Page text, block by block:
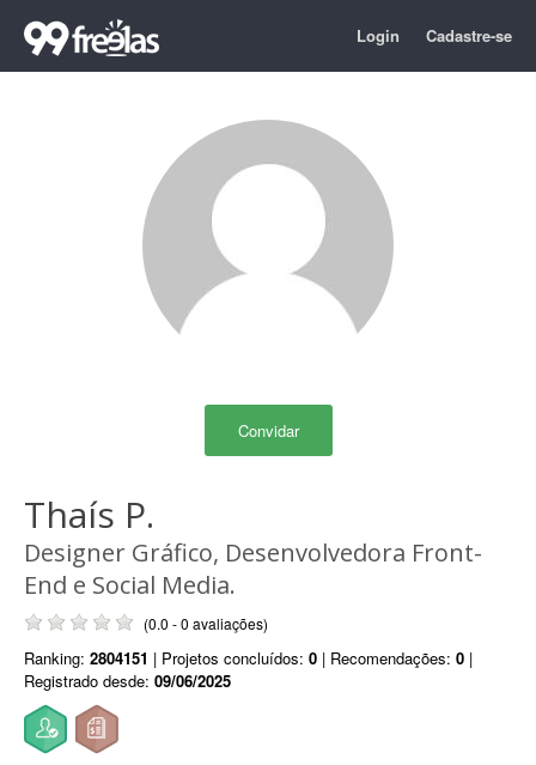
Login Cadastre-se
Convidar
Thaís P.
Designer Gráfico, Desenvolvedora Front-
End e Social Media.
(0.0 - 0 avaliações)
Ranking: 2804151 | Projetos concluídos: 0 | Recomendações: 0 |
Registrado desde: 09/06/2025